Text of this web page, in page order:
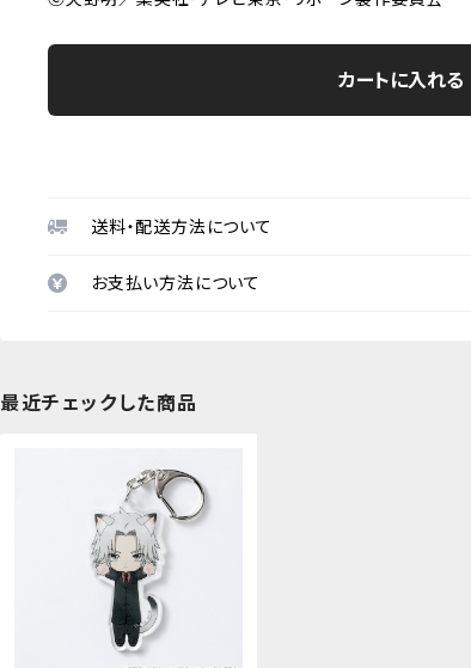
カートに入れる
送料・配送方法について
お支払い方法について
最近チェックした商品